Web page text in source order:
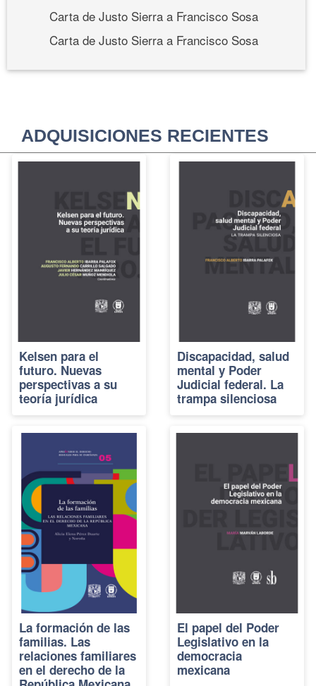
Carta de Justo Sierra a Francisco Sosa
Carta de Justo Sierra a Francisco Sosa
ADQUISICIONES RECIENTES
Kelsen para el
futuro. Nuevas
perspectivas a su
teoría jurídica
Discapacidad, salud
mental y Poder
Judicial federal. La
trampa silenciosa
La formación de las
familias. Las
relaciones familiares
en el derecho de la
El papel del Poder
Legislativo en la
democracia
mexicana